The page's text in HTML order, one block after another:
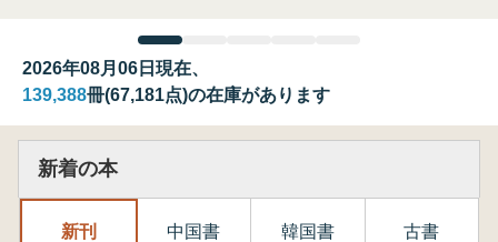
2026年08月06日現在、
139,388冊(67,181点)の在庫があります
新着の本
新刊 中国書 韓国書 古書